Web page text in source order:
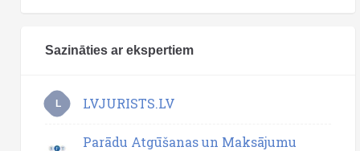
Sazināties ar ekspertiem
L LVJURISTS.LV
Parādu Atgūšanas un Maksājumu